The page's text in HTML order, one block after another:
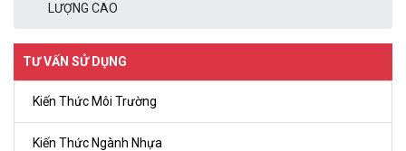
LƯỢNG CAO
TƯ VẤN SỬ DỤNG
Kiến Thức Môi Trường
Kiến Thức Ngành Nhựa